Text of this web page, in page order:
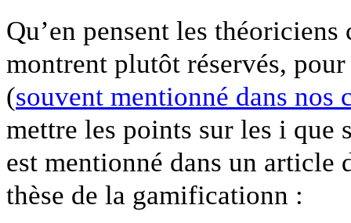
Qu’en pensent les
montrent plutôt réservés,
(souvent mentionné dans nos
mettre les points sur les i
est mentionné dans un article
thèse de la gamificationn :